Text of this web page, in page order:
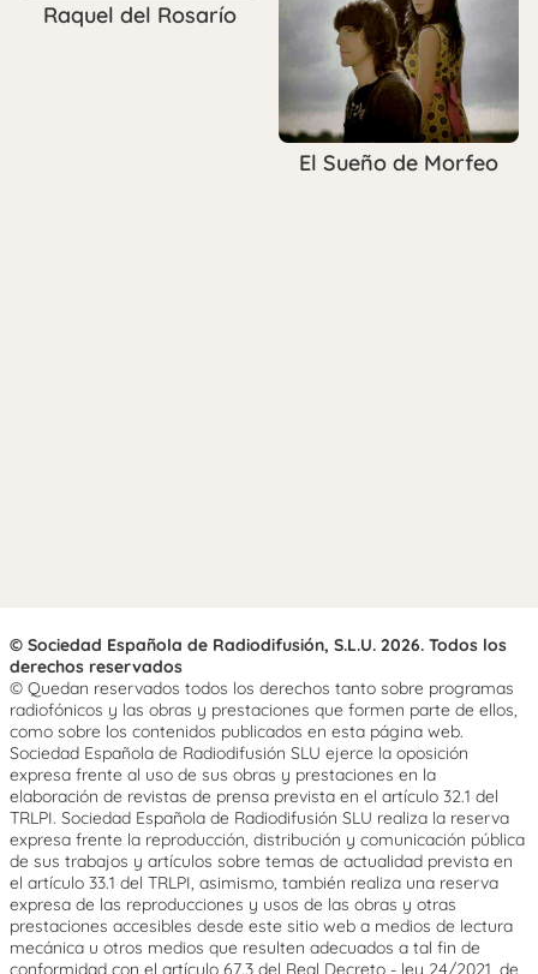
Raquel del Rosarío
El Sueño de Morfeo
© Sociedad Española de Radiodifusión, S.L.U. 2026. Todos los
derechos reservados
© Quedan reservados todos los derechos tanto sobre programas
radiofónicos y las obras y prestaciones que formen parte de ellos,
como sobre los contenidos publicados en esta página web.
Sociedad Española de Radiodifusión SLU ejerce la oposición
expresa frente al uso de sus obras y prestaciones en la
elaboración de revistas de prensa prevista en el artículo 32.1 del
TRLPI. Sociedad Española de Radiodifusión SLU realiza la reserva
expresa frente la reproducción, distribución y comunicación pública
de sus trabajos y artículos sobre temas de actualidad prevista en
el artículo 33.1 del TRLPI, asimismo, también realiza una reserva
expresa de las reproducciones y usos de las obras y otras
prestaciones accesibles desde este sitio web a medios de lectura
mecánica u otros medios que resulten adecuados a tal fin de
conformidad con el artículo 67.3 del Real Decreto - ley 24/2021, de